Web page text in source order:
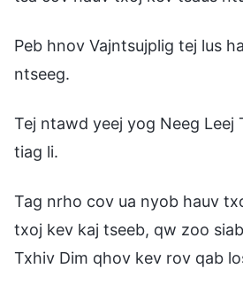
Peb hnov Vajntsujplig tej lus
ntseeg.
Tej ntawd yeej yog Neeg Leej
tiag li.
Tag nrho cov ua nyob hauv
txoj kev kaj tseeb, qw zoo
Txhiv Dim qhov kev rov qab